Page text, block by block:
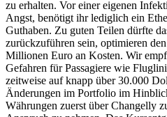
zu erhalten. Vor einer eigenen
Angst, benötigt ihr lediglich ein
Guthaben. Zu guten Teilen dürfte
zurückzuführen sein, optimieren
Millionen Euro an Kosten. Wir
Gefahren für Passagiere wie
zeitweise auf knapp über 30.000
Änderungen im Portfolio im
Währungen zuerst über Changelly